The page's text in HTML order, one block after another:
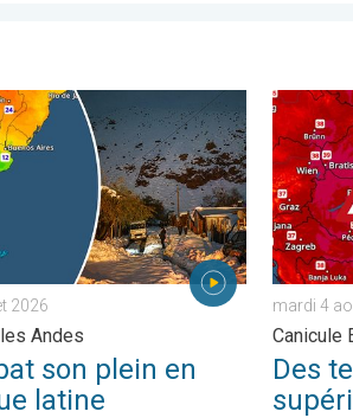
. . lundi 27 juillet 2026
plein en Amérique latine. Neige dans
2026
Andes
son plein en
latine
Des
mardi 4
Canicule
Des